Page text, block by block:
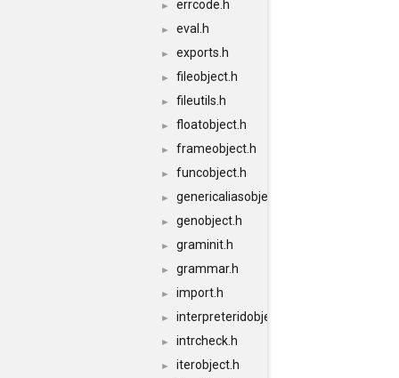
► errcode.h
► eval.h
► exports.h
► fileobject.h
► fileutils.h
► floatobject.h
► frameobject.h
► funcobject.h
► genericaliasobject.h
► genobject.h
► graminit.h
► grammar.h
► import.h
► interpreteridobject.h
► intrcheck.h
► iterobject.h